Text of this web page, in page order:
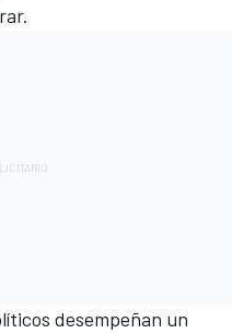
desempeñan un